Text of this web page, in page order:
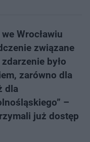
Wrocławiu
związane
było
zarówno dla
dla
–
już dostęp